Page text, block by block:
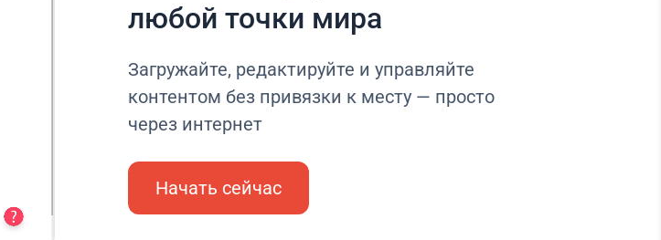
любой точки мира
Загружайте, редактируйте и управляйте
контентом без привязки к месту — просто
через интернет
Начать сейчас